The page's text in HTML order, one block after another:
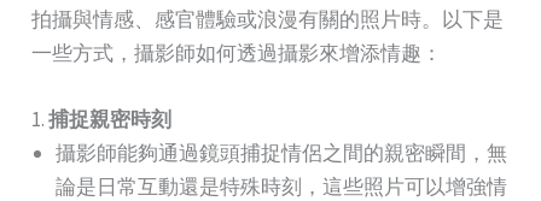
拍攝與情感、感官體驗或浪漫有關的照片時。以下是
一些方式，攝影師如何透過攝影來增添情趣：
1.捕捉親密時刻
攝影師能夠通過鏡頭捕捉情侶之間的親密瞬間，無
論是日常互動還是特殊時刻，這些照片可以增強情